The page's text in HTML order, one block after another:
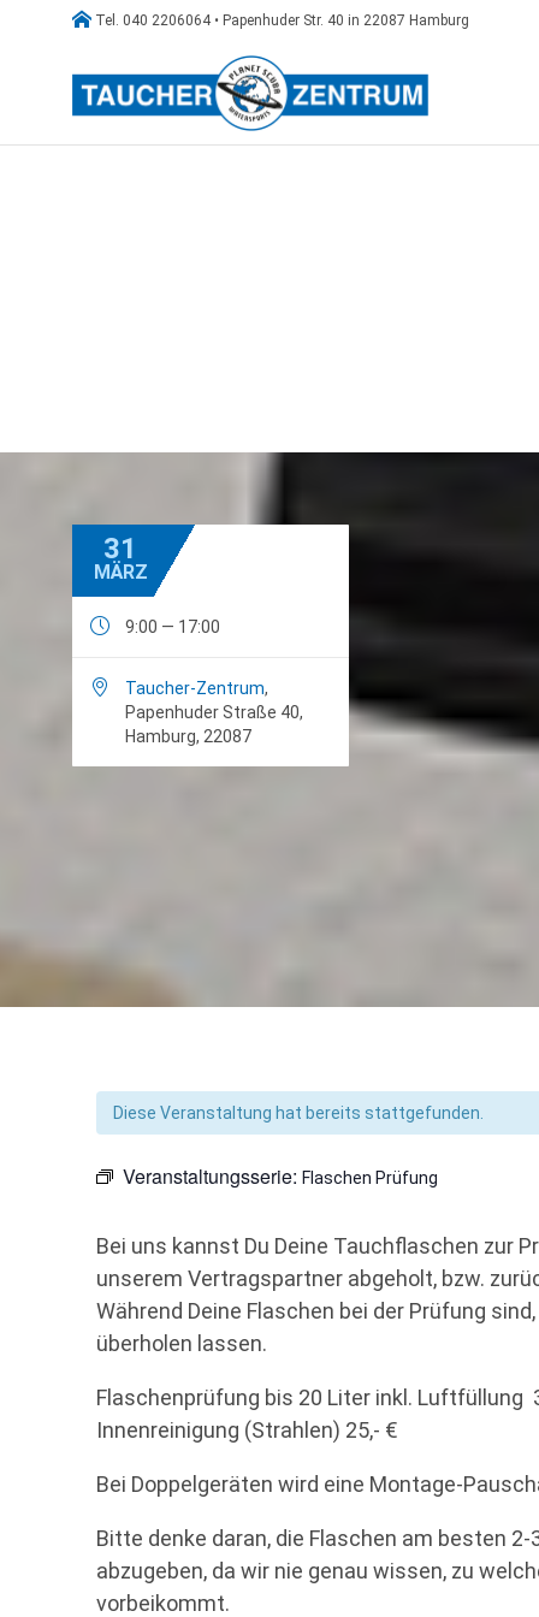
 Tel. 040 2206064 • Papenhuder Str. 40 in 22087 Hamburg
31
MÄRZ
 9:00 — 17:00
 Taucher-Zentrum,
Papenhuder Straße 40,
Hamburg, 22087
Diese Veranstaltung hat bereits stattgefunden.
Veranstaltungsserie: Flaschen Prüfung
Bei uns kannst Du Deine Tauchflaschen zur
unserem Vertragspartner abgeholt, bzw.
Während Deine Flaschen bei der Prüfung
überholen lassen.
Flaschenprüfung bis 20 Liter inkl. Luftfüllung
Innenreinigung (Strahlen) 25,- €
Bei Doppelgeräten wird eine Montage-
Bitte denke daran, die Flaschen am besten
abzugeben, da wir nie genau wissen, zu
vorbeikommt.